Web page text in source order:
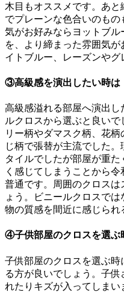
木目もオススメです。あ
でプレーンな色合いのも
気がお好みならヨットブ
を、より締まった雰囲気
イトブルー、レーズンやグ
③高級感を演出したい時は
高級感溢れる部屋へ演出
ルクロスから選ぶと良い
リー柄やダマスク柄、花
じ柄で張替が主流でした
タイルでしたが部屋が重
く感じてしまうことから
普通です。周囲のクロス
ょう。ビニールクロスで
物の質感を間近に感じられ
④子供部屋のクロスを選ぶ
子供部屋のクロスを選ぶ
る方が良いでしょう。子
れたりキズが入ってしま